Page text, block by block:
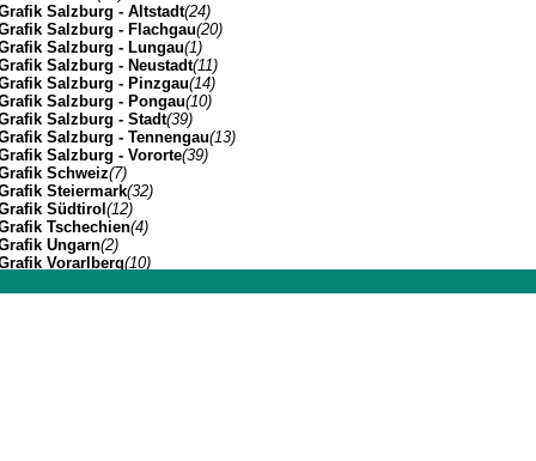
Salzburg - Altstadt(24)
Salzburg - Flachgau(20)
Salzburg - Lungau(1)
Salzburg - Neustadt(11)
Salzburg - Pinzgau(14)
Salzburg - Pongau(10)
Salzburg - Stadt(39)
Salzburg - Tennengau(13)
Salzburg - Vororte(39)
Schweiz(7)
Steiermark(32)
Südtirol (12)
Tschechien(4)
Ungarn(2)
Vorarlberg(10)
Wien I(3)